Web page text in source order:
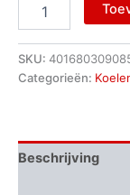
SKU:
Categorieën:
Beschrijving